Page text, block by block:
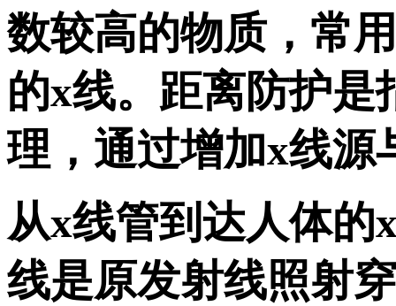
数较高的物质，常
的x线。距离防护是
理，通过增加x线源
从x线管到达人体的
线是原发射线照射